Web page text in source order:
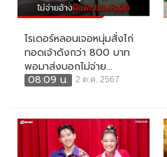
ไรเดอร์หลอนเจอหนุ่มสั่งไก่
ทอดเจ้าดังกว่า 800 บาท
พอมาส่งบอกไม่จ่าย...
08:09 น.
2 ต.ค. 2567